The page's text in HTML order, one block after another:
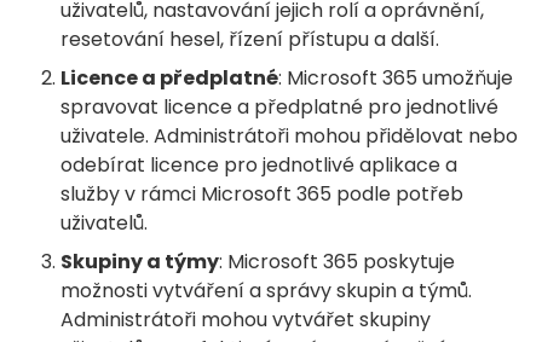
uživatelů, nastavování jejich rolí a oprávnění,
resetování hesel, řízení přístupu a další.
Licence a předplatné: Microsoft 365 umožňuje
spravovat licence a předplatné pro jednotlivé
uživatele. Administrátoři mohou přidělovat nebo
odebírat licence pro jednotlivé aplikace a
služby v rámci Microsoft 365 podle potřeb
uživatelů.
Skupiny a týmy: Microsoft 365 poskytuje
možnosti vytváření a správy skupin a týmů.
Administrátoři mohou vytvářet skupiny